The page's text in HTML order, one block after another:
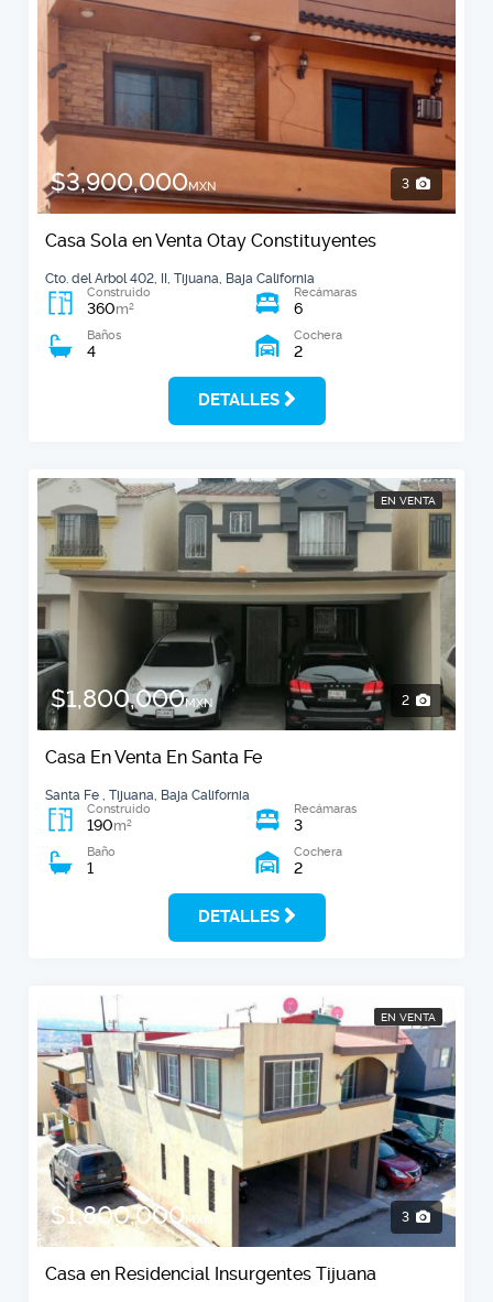
$3,900,000MXN 3
Casa Sola en Venta Otay Constituyentes
Cto. del Arbol 402, II, Tijuana, Baja California
Construido
360m2
Recámaras
6
Baños
4
Cochera
2
DETALLES
EN VENTA
$1,800,000MXN 2
Casa En Venta En Santa Fe
Santa Fe , Tijuana, Baja California
Construido
190m2
Recámaras
3
Baño
1
Cochera
2
DETALLES
EN VENTA
$1,800,000MXN 3
Casa en Residencial Insurgentes Tijuana